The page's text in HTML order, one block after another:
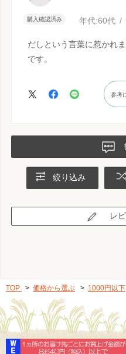
購入確認済み 年代:60代
だしという言葉に惹かれ
です。
参考
絞り込み
レ
TOP > 価格から選ぶ > 1000円以下